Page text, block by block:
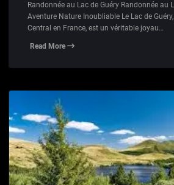
Randonnée au Lac de Guéry Randonnée au
Aventure Nature Inoubliable Le Lac de
Central en France, est un véritable joyau…
Read More